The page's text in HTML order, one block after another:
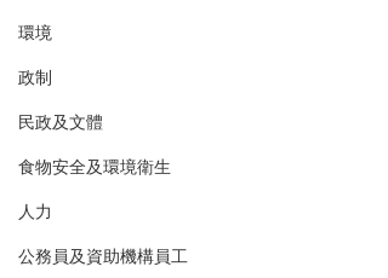
環境
政制
民政及文體
食物安全及環境衛生
人力
公務員及資助機構員工